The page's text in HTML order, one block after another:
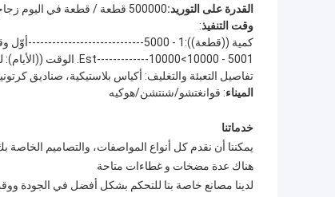
القدرة على التوريد:500000 قطعة / قطعة في اليوم زجاجة زجاجية
وقت التنفيذ:
كمية ((قطعة)):1 - 5000-----------------------------أوّل وقت ((يوم)):15--30
5001 - 10000>10000-------------Est. الوقت ((الأيام): للتفاوض
تفاصيل التعبئة والتغليف: أكياس بلاستيكية، صناديق
الميناء: قوانغتشو/شنتشن/هوكيه
خدماتنا
يمكننا أن نقدم كل أنواع المواصفات، والتصاميم
هناك عدة مضخات و غطاءات متاحة
لدينا مصانع خاصة بنا للتحكم بشكل أفضل في الجودة